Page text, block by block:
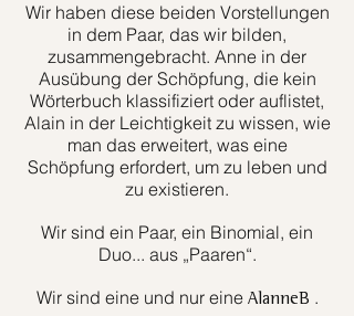
Wir haben diese beiden Vorstellungen
in dem Paar, das wir bilden,
zusammengebracht. Anne in der
Ausübung der Schöpfung, die kein
Wörterbuch klassifiziert oder auflistet,
Alain in der Leichtigkeit zu wissen, wie
man das erweitert, was eine
Schöpfung erfordert, um zu leben und
zu existieren.
Wir sind ein Paar, ein Binomial, ein
Duo... aus „Paaren“.
Wir sind eine und nur eine AlanneB .